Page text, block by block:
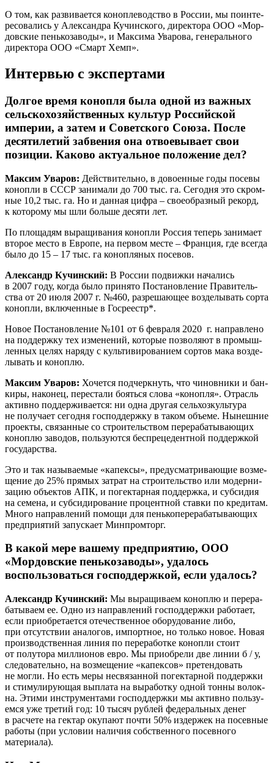
О том, как раз­ви­ва­ет­ся коно­пле­вод­ство в Рос­сии, мы поин­те­
ре­со­ва­лись у Алек­сандра Кучин­ско­го, дирек­то­ра ООО «Мор­
дов­ские пень­ко­за­во­ды», и Мак­си­ма Ува­ро­ва, гене­раль­но­го
дирек­то­ра ООО «Смарт Хемп».
Интервью с экспертами
Долгое время конопля была одной из важных
сельскохозяйственных культур Российской
империи, а затем и Советского Союза. После
десятилетий забвения она отвоевывает свои
позиции. Каково актуальное положение дел?
Мак­сим Ува­ров: Дей­стви­тель­но, в дово­ен­ные годы посе­вы
коноп­ли в СССР зани­ма­ли до 700 тыс. га. Сего­дня это скром­
ные 10,2 тыс. га. Но и дан­ная циф­ра – свое­об­раз­ный рекорд,
к кото­ро­му мы шли боль­ше деся­ти лет.
По пло­ща­дям выра­щи­ва­ния коноп­ли Рос­сия теперь зани­ма­ет
вто­рое место в Евро­пе, на пер­вом месте – Фран­ция, где все­гда
было до 15 – 17 тыс. га коноп­ля­ных посевов.
Алек­сандр Кучин­ский: В Рос­сии подвиж­ки нача­лись
в 2007 году, когда было при­ня­то Поста­нов­ле­ние Пра­ви­тель­
ства от 20 июля 2007 г. №460, раз­ре­ша­ю­щее воз­де­лы­вать сор­та
коноп­ли, вклю­чен­ные в Госреестр*.
Новое Поста­нов­ле­ние №101 от 6 фев­ра­ля 2020 г. направ­ле­но
на под­держ­ку тех изме­не­ний, кото­рые поз­во­ля­ют в про­мыш­
лен­ных целях наря­ду с куль­ти­ви­ро­ва­ни­ем сор­тов мака воз­де­
лы­вать и коноплю.
Мак­сим Ува­ров: Хочет­ся под­черк­нуть, что чинов­ни­ки и бан­
ки­ры, нако­нец, пере­ста­ли боять­ся сло­ва «коноп­ля». Отрасль
актив­но под­дер­жи­ва­ет­ся: ни одна дру­гая сель­хоз­куль­ту­ра
не полу­ча­ет сего­дня гос­под­держ­ку в таком объ­е­ме. Нынеш­ние
про­ек­ты, свя­зан­ные со стро­и­тель­ством пере­ра­ба­ты­ва­ю­щих
коноп­лю заво­дов, поль­зу­ют­ся бес­пре­це­дент­ной под­держ­кой
государства.
Это и так назы­ва­е­мые «капек­сы», преду­смат­ри­ва­ю­щие воз­ме­
ще­ние до 25% пря­мых затрат на стро­и­тель­ство или модер­ни­
за­цию объ­ек­тов АПК, и погек­тар­ная под­держ­ка, и суб­си­дия
на семе­на, и суб­си­ди­ро­ва­ние про­цент­ной став­ки по кре­ди­там.
Мно­го направ­ле­ний помо­щи для пень­ко­пе­ре­ра­ба­ты­ва­ю­щих
пред­при­я­тий запус­ка­ет Минпромторг.
В какой мере вашему предприятию, ООО
«Мордовские пенькозаводы», удалось
воспользоваться господдержкой, если удалось?
Алек­сандр Кучин­ский: Мы выра­щи­ва­ем коноп­лю и пере­ра­
ба­ты­ва­ем ее. Одно из направ­ле­ний гос­под­держ­ки рабо­та­ет,
если при­об­ре­та­ет­ся оте­че­ствен­ное обо­ру­до­ва­ние либо,
при отсут­ствии ана­ло­гов, импорт­ное, но толь­ко новое. Новая
про­из­вод­ствен­ная линия по пере­ра­бот­ке коноп­ли сто­ит
от полу­то­ра мил­ли­о­нов евро. Мы при­об­ре­ли две линии б / у,
сле­до­ва­тель­но, на воз­ме­ще­ние «капек­сов» пре­тен­до­вать
не мог­ли. Но есть меры несвя­зан­ной погек­тар­ной под­держ­ки
и сти­му­ли­ру­ю­щая выпла­та на выра­бот­ку одной тон­ны волок­
на. Эти­ми инстру­мен­та­ми гос­под­держ­ки мы актив­но поль­зу­
ем­ся уже тре­тий год: 10 тысяч руб­лей феде­раль­ных денег
в рас­че­те на гек­тар оку­па­ют почти 50% издер­жек на посев­ные
рабо­ты (при усло­вии нали­чия соб­ствен­но­го посев­но­го
материала).